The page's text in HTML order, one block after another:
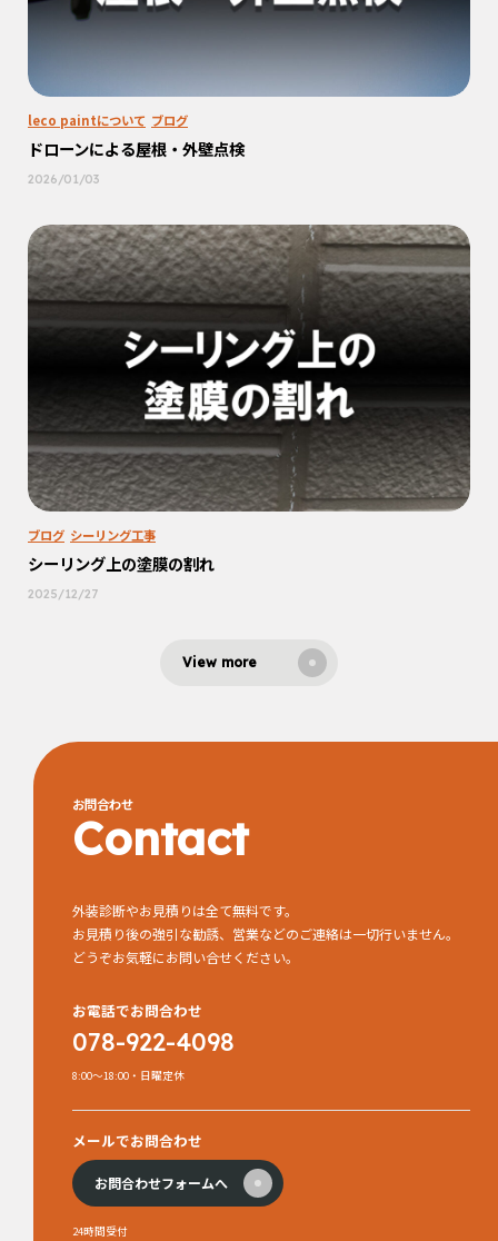
leco paintについて ブログ
ドローンによる屋根・外壁点検
2026/01/03
ブログ シーリング工事
シーリング上の塗膜の割れ
2025/12/27
View more
お問合わせ
Contact
外装診断やお見積りは全て無料です。
お見積り後の強引な勧誘、営業などのご連絡は一切行いません。
どうぞお気軽にお問い合せください。
お電話でお問合わせ
078-922-4098
8:00～18:00・日曜定休
メールでお問合わせ
お問合わせフォームへ
24時間受付